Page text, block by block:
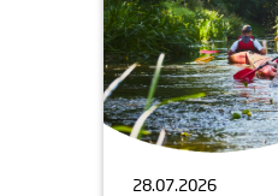
28.07.2026